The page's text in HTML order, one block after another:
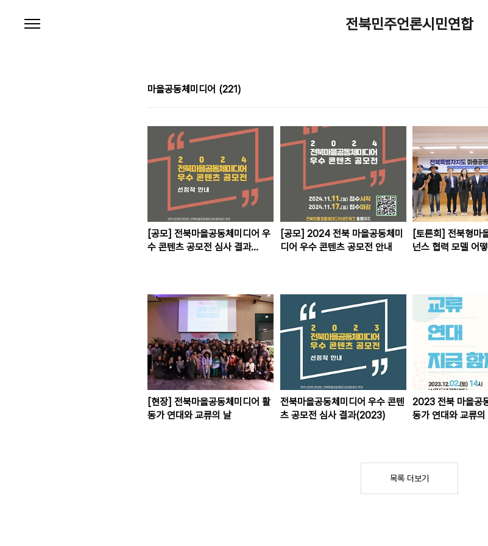
전북민주언론시민연합
마을공동체미디어 (221)
[공모] 전북마을공동체미디어 우
수 콘텐츠 공모전 심사 결과
[공모] 2024 전북 마을공동체미
디어 우수 콘텐츠 공모전 안내
[토론회] 전북형마
넌스 협력 모델 어
[현장] 전북마을공동체미디어 활
동가 연대와 교류의 날
전북마을공동체미디어 우수 콘텐
츠 공모전 심사 결과(2023)
2023 전북 마을공
동가 연대와 교류의
목록 더보기